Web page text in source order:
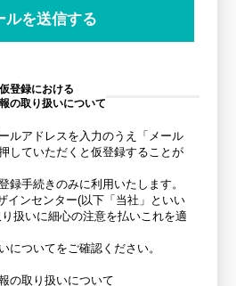
仮登録における
の取り扱いについて
ルアドレスを入力のうえ「メール
していただくと仮登録することが
録手続きのみに利用いたします。
インセンター(以下「当社」といい
扱いに細心の注意を払いこれを適
についてをご確認ください。
の取り扱いについて